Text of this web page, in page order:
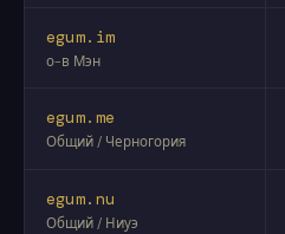
egum.im
о-в Мэн
egum.me
Общий / Черногория
egum.nu
Общий / Ниуэ